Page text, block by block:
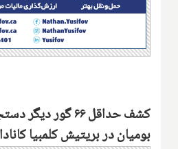
کشف حداقل ۶۶ گور‌
بومیان در بریتیش کلمبیا کانادا